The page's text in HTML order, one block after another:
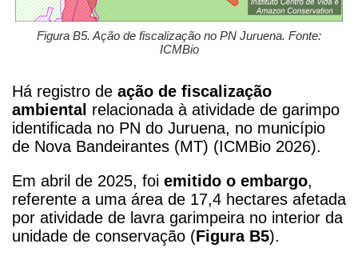
Figura B5. Ação de fiscalização no PN Juruena. Fonte:
ICMBio
Há registro de ação de fiscalização
ambiental relacionada à atividade de garimpo
identificada no PN do Juruena, no município
de Nova Bandeirantes (MT) (ICMBio 2026).
Em abril de 2025, foi emitido o embargo,
referente a uma área de 17,4 hectares afetada
por atividade de lavra garimpeira no interior da
unidade de conservação (Figura B5).